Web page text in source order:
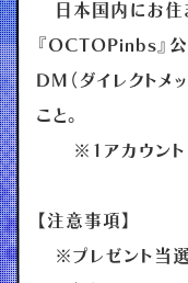
日本国内にお住
『OCTOPinbs』
DM（ダイレクトメ
こと。
※1アカウント1
【注意事項】
※プレゼント当